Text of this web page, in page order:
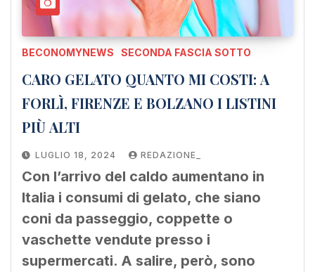
BECONOMYNEWS SECONDA FASCIA SOTTO
CARO GELATO QUANTO MI COSTI: A
FORLÌ, FIRENZE E BOLZANO I LISTINI
PIÙ ALTI
LUGLIO 18, 2024 REDAZIONE_
Con l’arrivo del caldo aumentano in
Italia i consumi di gelato, che siano
coni da passeggio, coppette o
vaschette vendute presso i
supermercati. A salire, però, sono